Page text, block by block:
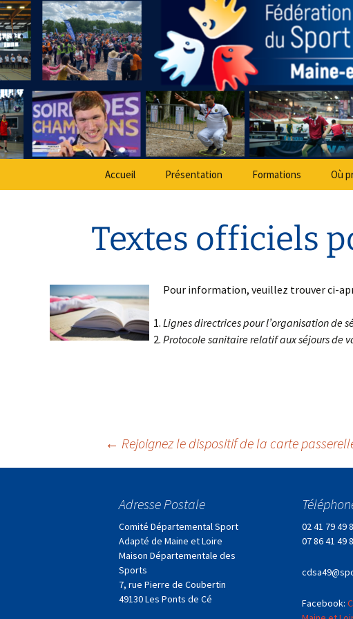
Aller
au
contenu
Comité
Sport Adapté 49
Accueil Présentation Formations Où
Textes officiels
Pour information, veuillez trouver ci-
Lignes directrices pour l’organisation de
Protocole sanitaire relatif aux séjours de
Navigation
articles
← Rejoignez le dispositif de la carte
Adresse Postale
Comité Départemental Sport
Adapté de Maine et Loire
Maison Départementale des
Sports
7, rue Pierre de Coubertin
49130 Les Ponts de Cé
02 41 79 49
07 86 41 49
Facebook: